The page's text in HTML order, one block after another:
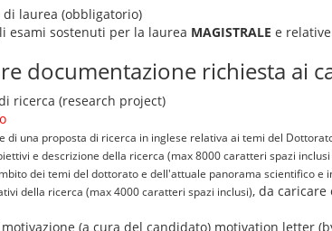
di laurea (obbligatorio)
esami sostenuti per la laurea MAGISTRALE e
documentazione richiesta ai
ricerca (research project)
di una proposta di ricerca in inglese relativa ai temi del
e descrizione della ricerca (max 8000 caratteri spazi
dei temi del dottorato e dell'attuale panorama scientifico e
della ricerca (max 4000 caratteri spazi inclusi), da caricare
(a cura del candidato) motivation letter